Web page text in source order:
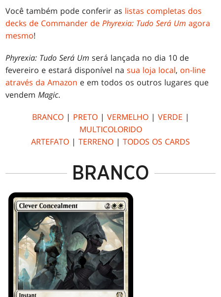
Você também pode conferir as listas completas dos
decks de Commander dePhyrexia: Tudo Será Um agora
mesmo!
Phyrexia: Tudo Será Um será lançada no dia 10 de
fevereiro e estará disponível nasua loja local, on-line
através da Amazon e em todos os outros lugares que
vendemMagic.
BRANCO| PRETO| VERMELHO| VERDE |
MULTICOLORIDO
ARTEFATO | TERRENO | TODOS OS CARDS
BRANCO